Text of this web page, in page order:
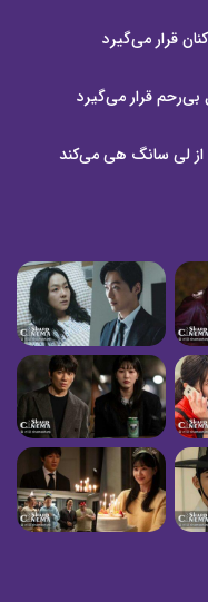
قرار می‌گیرد
بی‌رحم قرار می‌گیرد
لی سانگ هی می‌کند